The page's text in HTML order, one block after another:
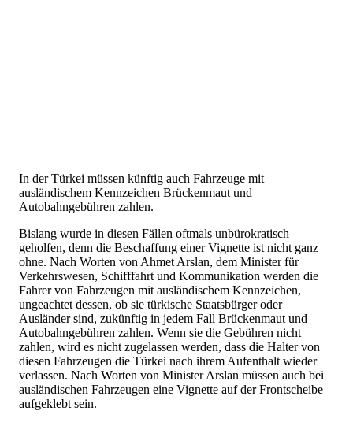
In der Türkei müssen künftig auch Fahrzeuge mit
ausländischem Kennzeichen Brückenmaut und
Autobahngebühren zahlen.
Bislang wurde in diesen Fällen oftmals unbürokratisch
geholfen, denn die Beschaffung einer Vignette ist nicht ganz
ohne. Nach Worten von Ahmet Arslan, dem Minister für
Verkehrswesen, Schifffahrt und Kommunikation werden die
Fahrer von Fahrzeugen mit ausländischem Kennzeichen,
ungeachtet dessen, ob sie türkische Staatsbürger oder
Ausländer sind, zukünftig in jedem Fall Brückenmaut und
Autobahngebühren zahlen. Wenn sie die Gebühren nicht
zahlen, wird es nicht zugelassen werden, dass die Halter von
diesen Fahrzeugen die Türkei nach ihrem Aufenthalt wieder
verlassen. Nach Worten von Minister Arslan müssen auch bei
ausländischen Fahrzeugen eine Vignette auf der Frontscheibe
aufgeklebt sein.